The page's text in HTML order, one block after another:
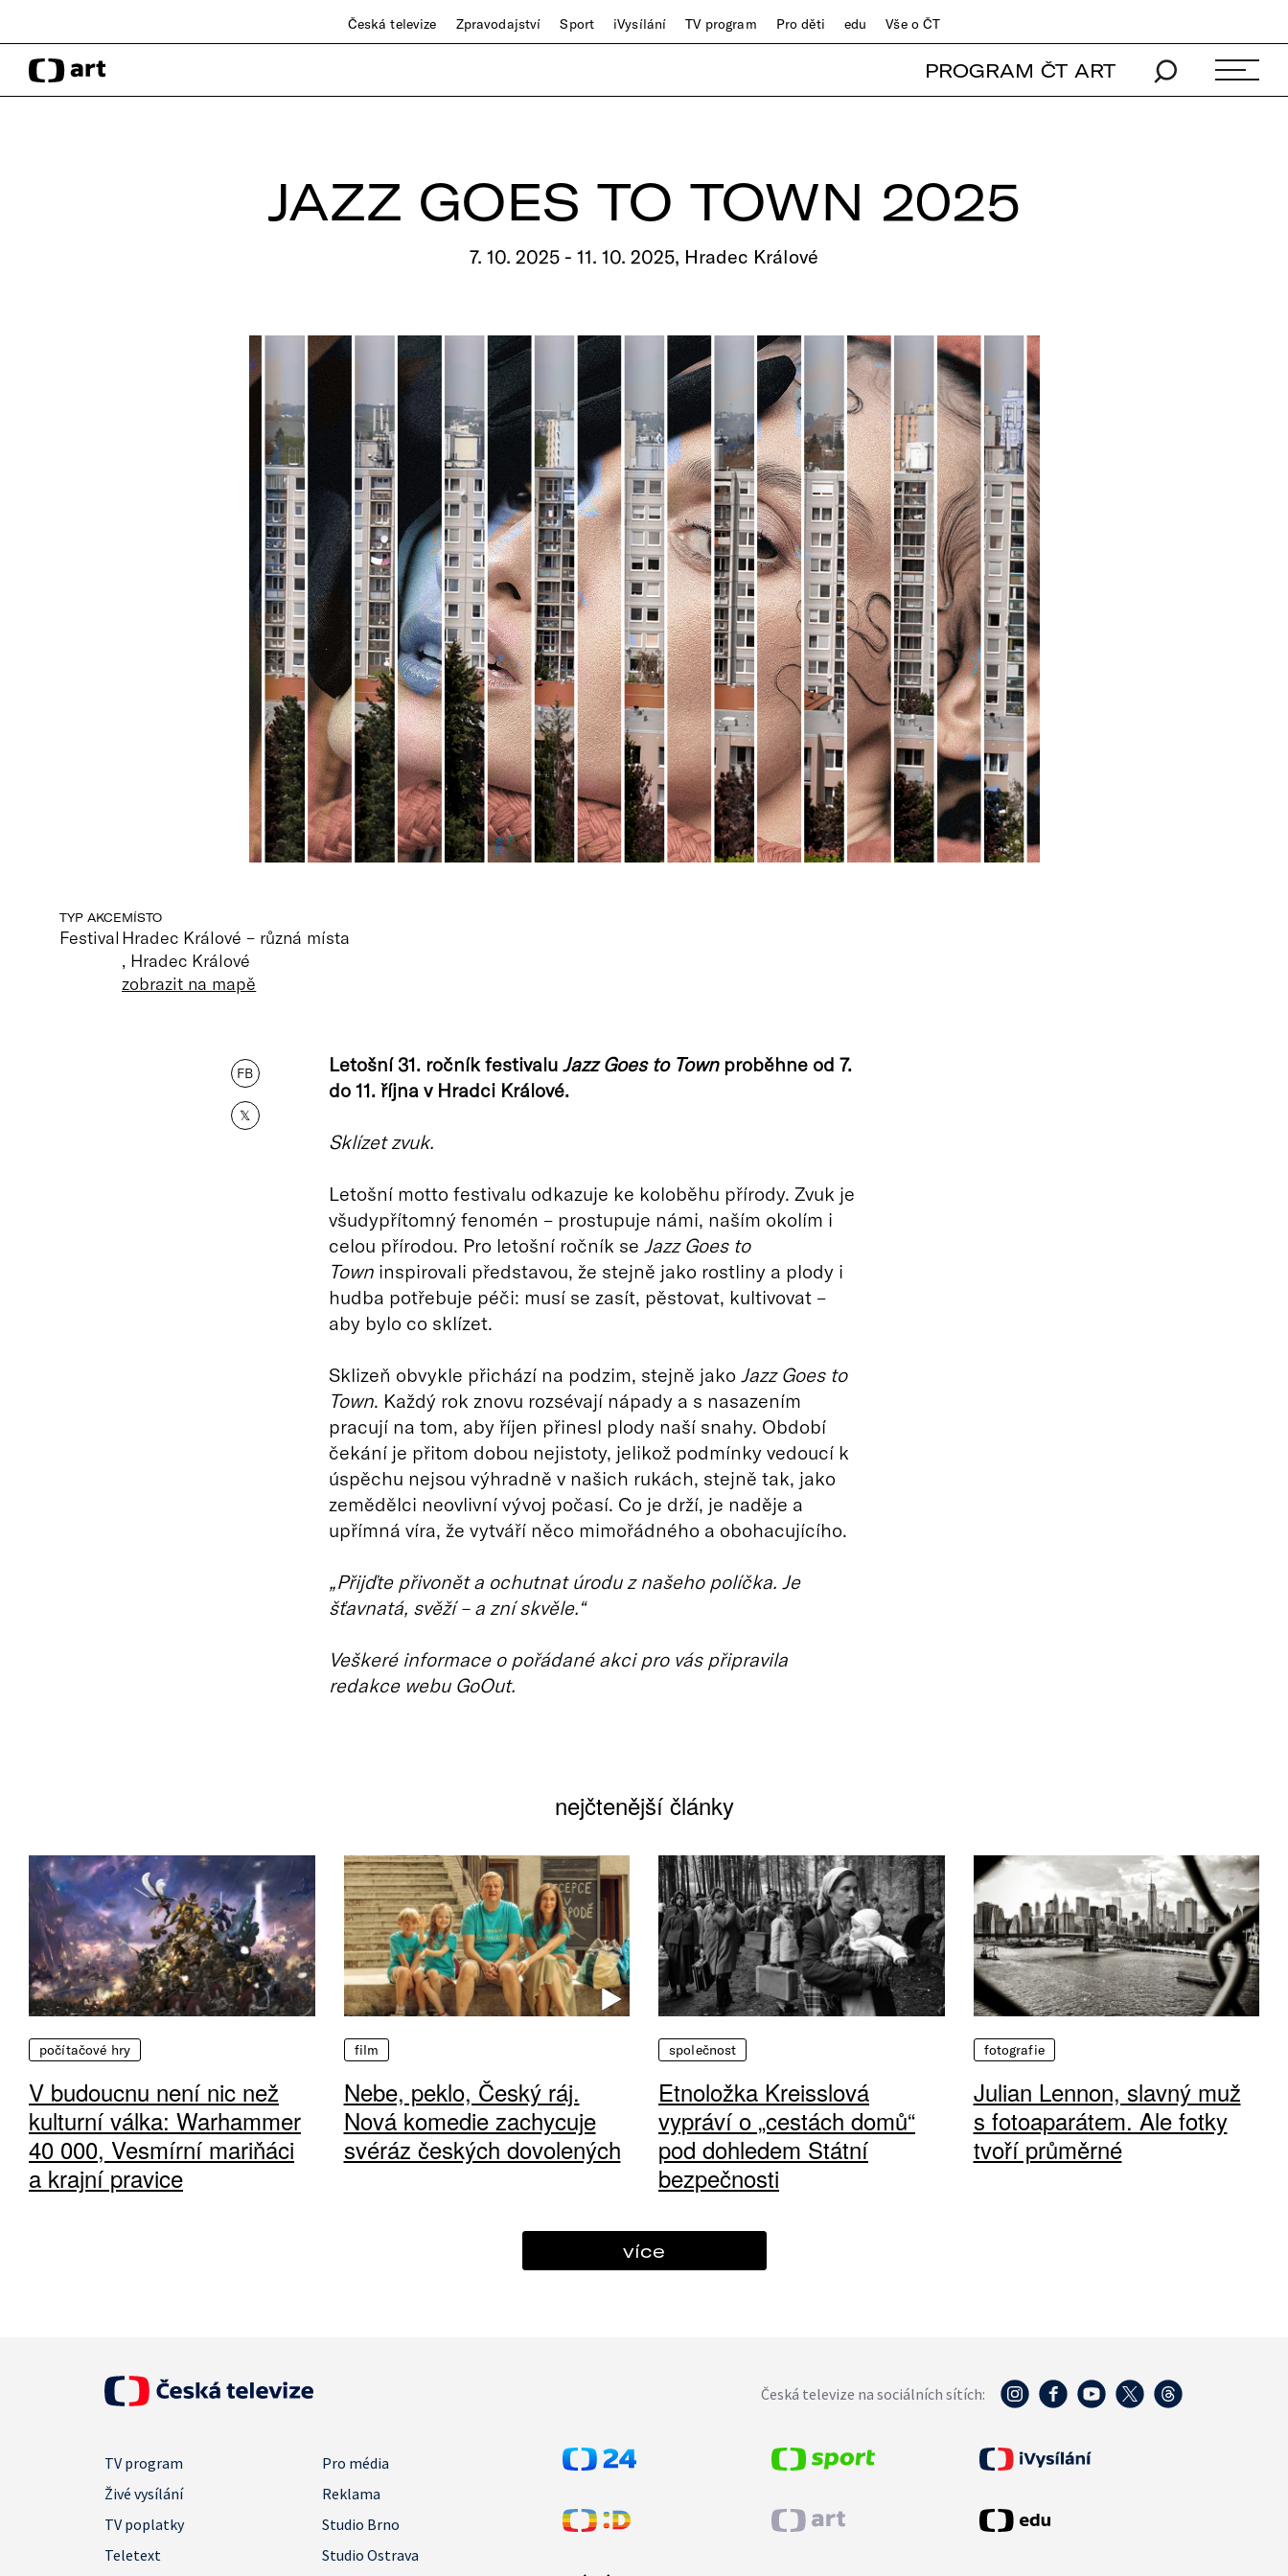
Česká televize Zpravodajství Sport iVysílání TV program Pro děti edu Vše o ČT
PROGRAM ČT ART
JAZZ GOES TO TOWN 2025
7. 10. 2025 - 11. 10. 2025, Hradec Králové
TYP AKCE
Festival
MÍSTO
Hradec Králové – různá místa
, Hradec Králové
zobrazit na mapě
FB
𝕏
Letošní 31. ročník festivalu Jazz Goes to Townproběhne od 7.
do 11. října v Hradci Králové.
Sklízet zvuk.
Letošní motto festivalu odkazuje ke koloběhu přírody. Zvuk je
všudypřítomný fenomén – prostupuje námi, naším okolím i
celou přírodou. Pro letošní ročník se Jazz Goes to
Towninspirovali představou, že stejně jako rostliny a plody i
hudba potřebuje péči: musí se zasít, pěstovat, kultivovat –
aby bylo co sklízet.
Sklizeň obvykle přichází na podzim, stejně jako Jazz Goes to
Town. Každý rok znovu rozsévají nápady a s nasazením
pracují na tom, aby říjen přinesl plody naší snahy. Období
čekání je přitom dobou nejistoty, jelikož podmínky vedoucí k
úspěchu nejsou výhradně v našich rukách, stejně tak, jako
zemědělci neovlivní vývoj počasí. Co je drží, je naděje a
upřímná víra, že vytváří něco mimořádného a obohacujícího.
„Přijďte přivonět a ochutnat úrodu z našeho políčka. Je
šťavnatá, svěží – a zní skvěle.“
Veškeré informace o pořádané akci pro vás připravila
redakce webu GoOut.
nejčtenější články
počítačové hry
V budoucnu není nic než
kulturní válka: Warhammer
40 000, Vesmírní mariňáci
a krajní pravice
film
Nebe, peklo, Český ráj.
Nová komedie zachycuje
svéráz českých dovolených
společnost
Etnoložka Kreisslová
vypráví o „cestách domů“
pod dohledem Státní
bezpečnosti
fotografie
Julian Lennon, slavný muž
s fotoaparátem. Ale fotky
tvoří průměrné
více
Česká televize na sociálních sítích:
TV program
Pro média
Živé vysílání
Reklama
TV poplatky
Studio Brno
Teletext
Studio Ostrava